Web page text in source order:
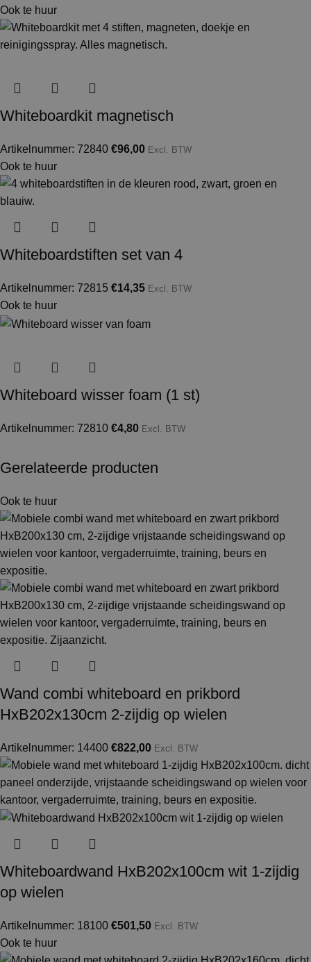
Ook te huur
Whiteboardkit magnetisch
Artikelnummer: 72840 €96,00 Excl. BTW
Ook te huur
Whiteboardstiften set van 4
Artikelnummer: 72815 €14,35 Excl. BTW
Ook te huur
Whiteboard wisser foam (1 st)
Artikelnummer: 72810 €4,80 Excl. BTW
Gerelateerde producten
Ook te huur
Wand combi whiteboard en prikbord
HxB202x130cm 2-zijdig op wielen
Artikelnummer: 14400 €822,00 Excl. BTW
Whiteboardwand HxB202x100cm wit 1-zijdig
op wielen
Artikelnummer: 18100 €501,50 Excl. BTW
Ook te huur